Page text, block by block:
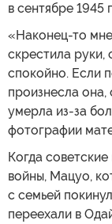
в сентябре 1945
«Наконец-то
скрестила руки,
спокойно. Если
произнесла она,
умерла из-за
фотографии
Когда
войны, Мацуо,
с семьей
переехали в